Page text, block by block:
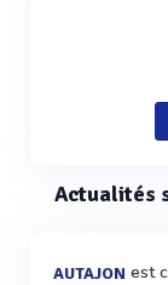
Actualités
AUTAJON est